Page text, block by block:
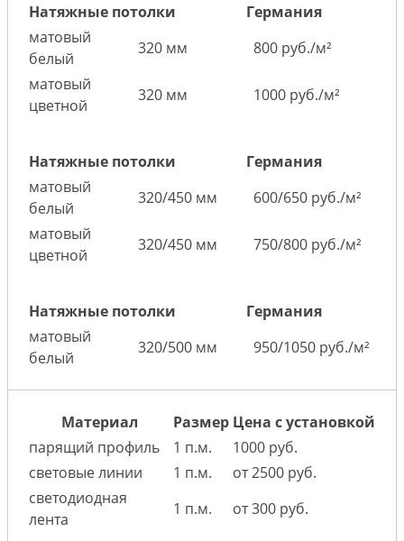
Натяжные потолки
Германия
матовый
белый
320 мм
800 руб./м²
матовый
цветной
320 мм 1000 руб./м²
Натяжные потолки
Германия
матовый
белый
320/450 мм
600/650 руб./м²
матовый
цветной
320/450 мм 750/800 руб./м²
Натяжные потолки
Германия
матовый
белый
320/500 мм 950/1050 руб./м²
Материал Размер Цена с установкой
парящий профиль
1 п.м.
1000 руб.
световые линии
1 п.м.
от 2500 руб.
светодиодная
лента
1 п.м. от 300 руб.